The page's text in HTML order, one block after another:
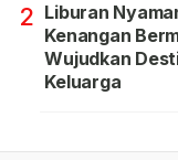
2 Liburan
Kenangan
Wujudkan
Keluarga